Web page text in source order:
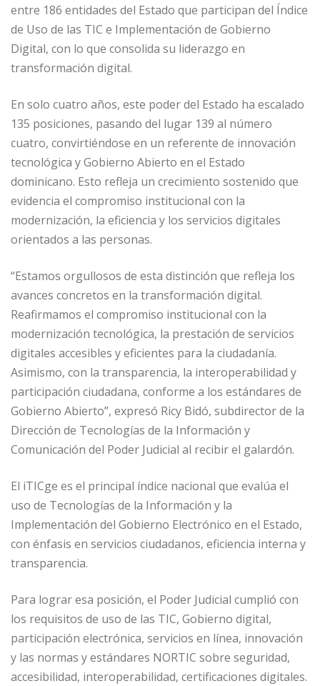
entre 186 entidades del Estado que participan del Índice
de Uso de las TIC e Implementación de Gobierno
Digital, con lo que consolida su liderazgo en
transformación digital.
En solo cuatro años, este poder del Estado ha escalado
135 posiciones, pasando del lugar 139 al número
cuatro, convirtiéndose en un referente de innovación
tecnológica y Gobierno Abierto en el Estado
dominicano. Esto refleja un crecimiento sostenido que
evidencia el compromiso institucional con la
modernización, la eficiencia y los servicios digitales
orientados a las personas.
“Estamos orgullosos de esta distinción que refleja los
avances concretos en la transformación digital.
Reafirmamos el compromiso institucional con la
modernización tecnológica, la prestación de servicios
digitales accesibles y eficientes para la ciudadanía.
Asimismo, con la transparencia, la interoperabilidad y
participación ciudadana, conforme a los estándares de
Gobierno Abierto”, expresó Ricy Bidó, subdirector de la
Dirección de Tecnologías de la Información y
Comunicación del Poder Judicial al recibir el galardón.
El iTICge es el principal índice nacional que evalúa el
uso de Tecnologías de la Información y la
Implementación del Gobierno Electrónico en el Estado,
con énfasis en servicios ciudadanos, eficiencia interna y
transparencia.
Para lograr esa posición, el Poder Judicial cumplió con
los requisitos de uso de las TIC, Gobierno digital,
participación electrónica, servicios en línea, innovación
y las normas y estándares NORTIC sobre seguridad,
accesibilidad, interoperabilidad, certificaciones digitales.